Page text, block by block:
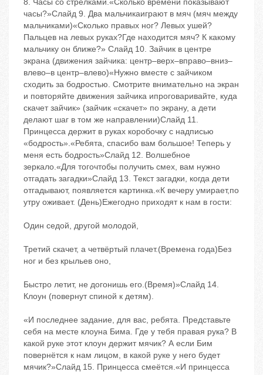
8. Часы со стрелками.«Сколько времени показывают
часы?»Слайд 9. Два мальчикаиграют в мяч (мяч между
мальчиками)«Сколько правых ног? Левых ушей?
Пальцев на левых руках?Где находится мяч? К какому
мальчику он ближе?» Слайд 10. Зайчик в центре
экрана (движения зайчика: центр–верх–вправо–вниз–
влево–в центр–влево)«Нужно вместе с зайчиком
сходить за бодростью. Смотрите внимательно на экран
и повторяйте движения зайчика ипроговаривайте, куда
скачет зайчик» (зайчик «скачет» по экрану, а дети
делают шаг в том же направлении)Слайд 11.
Принцесса держит в руках коробочку с надписью
«бодрость».«Ребята, спасибо вам большое! Теперь у
меня есть бодрость»Слайд 12. Волшебное
зеркало.«Для тогочтобы получить смех, вам нужно
отгадать загадки»Слайд 13. Текст загадки, когда дети
отгадывают, появляется картинка.«К вечеру умирает,по
утру оживает. (День)Ежегодно приходят к нам в гости:
Один седой, другой молодой,
Третий скачет, а четвёртый плачет.(Времена года)Без
ног и без крыльев оно,
Быстро летит, не догонишь его.(Время)»Слайд 14.
Клоун (повернут спиной к детям).
«И последнее задание, для вас, ребята. Представьте
себя на месте клоуна Бима. Где у тебя правая рука? В
какой руке этот клоун держит мячик? А если Бим
повернётся к нам лицом, в какой руке у него будет
мячик?»Слайд 15. Принцесса смеётся.«И принцесса